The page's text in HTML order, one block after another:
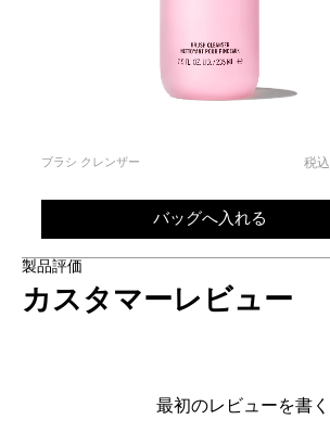
ブラシ クレンザー 税込
バッグへ入れる
製品評価
カスタマーレビュー
最初のレビューを書く